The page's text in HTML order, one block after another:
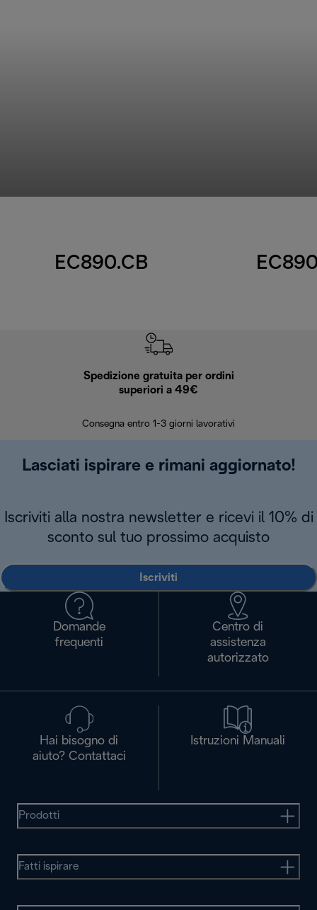
EC890.CB
Spedizione gratuita per ordini
superiori a 49€
Consegna entro 1-3 giorni lavorativi
Lasciati ispirare e rimani aggiornato!
Iscriviti alla nostra newsletter e ricevi il 10% di
sconto sul tuo prossimo acquisto
Iscriviti
Domande
frequenti
Centro di
assistenza
autorizzato
Hai bisogno di
aiuto? Contattaci
Istruzioni Manuali
Prodotti
Fatti ispirare